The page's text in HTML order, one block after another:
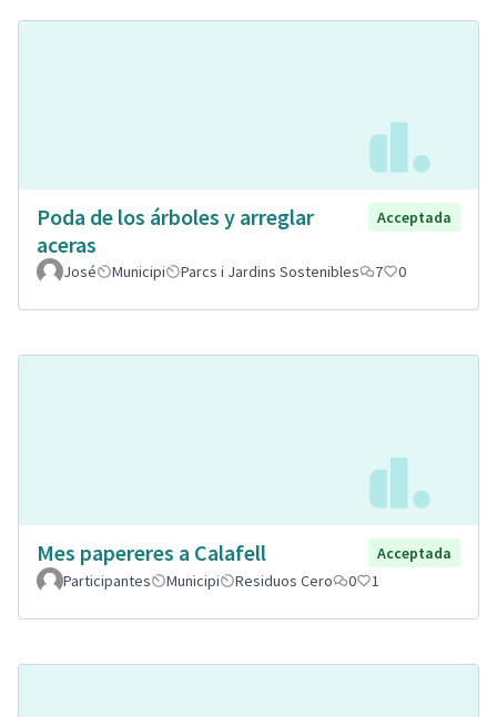
Poda de los árboles y arreglar
aceras
Acceptada
José Municipi Parcs i Jardins Sostenibles 7 0
Mes papereres a Calafell
Acceptada
Participantes
Municipi Residuos Cero 0 1